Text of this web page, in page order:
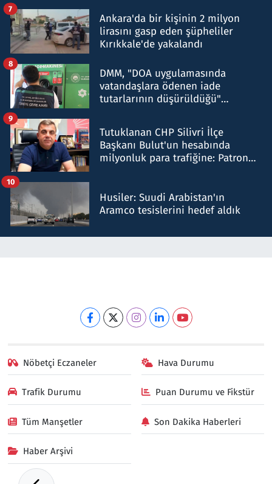
Ankara'da bir kişinin 2 milyon
lirasını gasp eden şüpheliler
Kırıkkale'de yakalandı
7
DMM, "DOA uygulamasında
vatandaşlara ödenen iade
tutarlarının düşürüldüğü"
8
Tutuklanan CHP Silivri İlçe
Başkanı Bulut'un hesabında
milyonluk para trafiğine: Patron
9
Husiler: Suudi Arabistan'ın
Aramco tesislerini hedef aldık
10
Nöbetçi Eczaneler Hava Durumu
Trafik Durumu Puan Durumu ve Fikstür
Tüm Manşetler Son Dakika Haberleri
Haber Arşivi